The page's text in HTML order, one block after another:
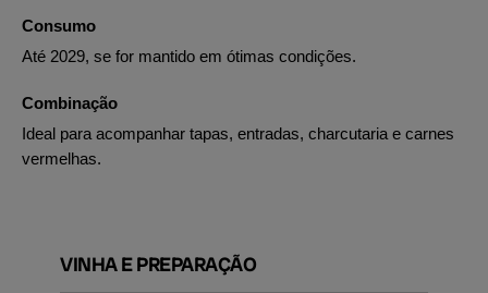
Consumo
Até 2029, se for mantido em ótimas condições.
Combinação
Ideal para acompanhar tapas, entradas, charcutaria e carnes
vermelhas.
VINHA E PREPARAÇÃO